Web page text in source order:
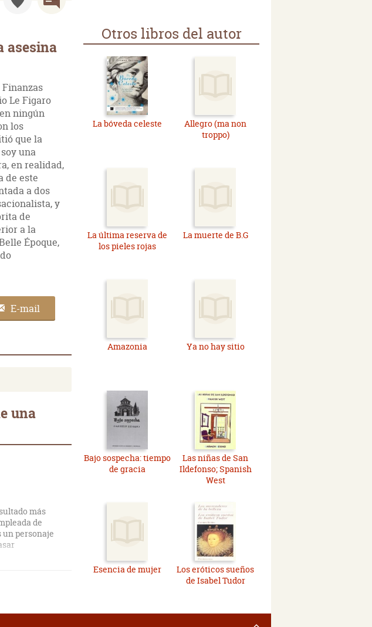
asesina
Le Figaro
ningún
los
que la
una
en realidad,
de este
a dos
y
de
a la
Époque,
E-mail
una
más
de
personaje
Otros libros del autor
La bóveda celeste
Allegro (ma non
troppo)
La última reserva de
los pieles rojas
La muerte de B.G
Amazonia Ya no hay sitio
Bajo sospecha: tiempo
de gracia
Las niñas de San
Ildefonso; Spanish
West
Esencia de mujer
Los eróticos sueños
de Isabel Tudor